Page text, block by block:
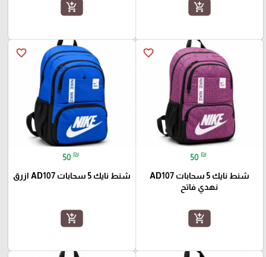
add_shopping_cart
add_shopping_cart
favorite_border
50 ₪
شنط نايك 5 سحابات AD107
نهدي فاتح
add_shopping_cart
favorite_border
50 ₪
شنط نايك 5 سحابات AD107 ازرق
add_shopping_cart